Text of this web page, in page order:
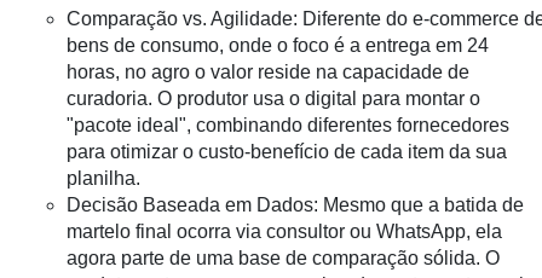
Agenda
Agricultura
Comparação vs. Agilidade: Diferente do e-commerce
bens de consumo, onde o foco é a entrega em 24
horas, no agro o valor reside na capacidade de
curadoria. O produtor usa o digital para montar o
"pacote ideal", combinando diferentes fornecedores
para otimizar o custo-benefício de cada item da sua
planilha.
Decisão Baseada em Dados: Mesmo que a batida de
martelo final ocorra via consultor ou WhatsApp, ela
agora parte de uma base de comparação sólida. O